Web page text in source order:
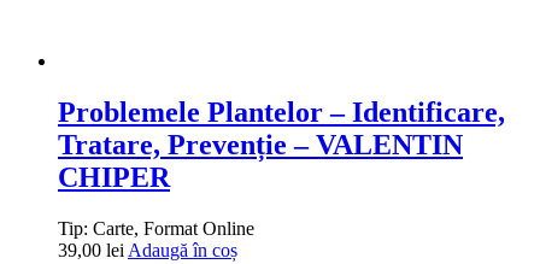
Problemele Plantelor – Identificare,
Tratare, Prevenție – VALENTIN
CHIPER
Tip: Carte, Format Online
39,00 lei Adaugă în coș